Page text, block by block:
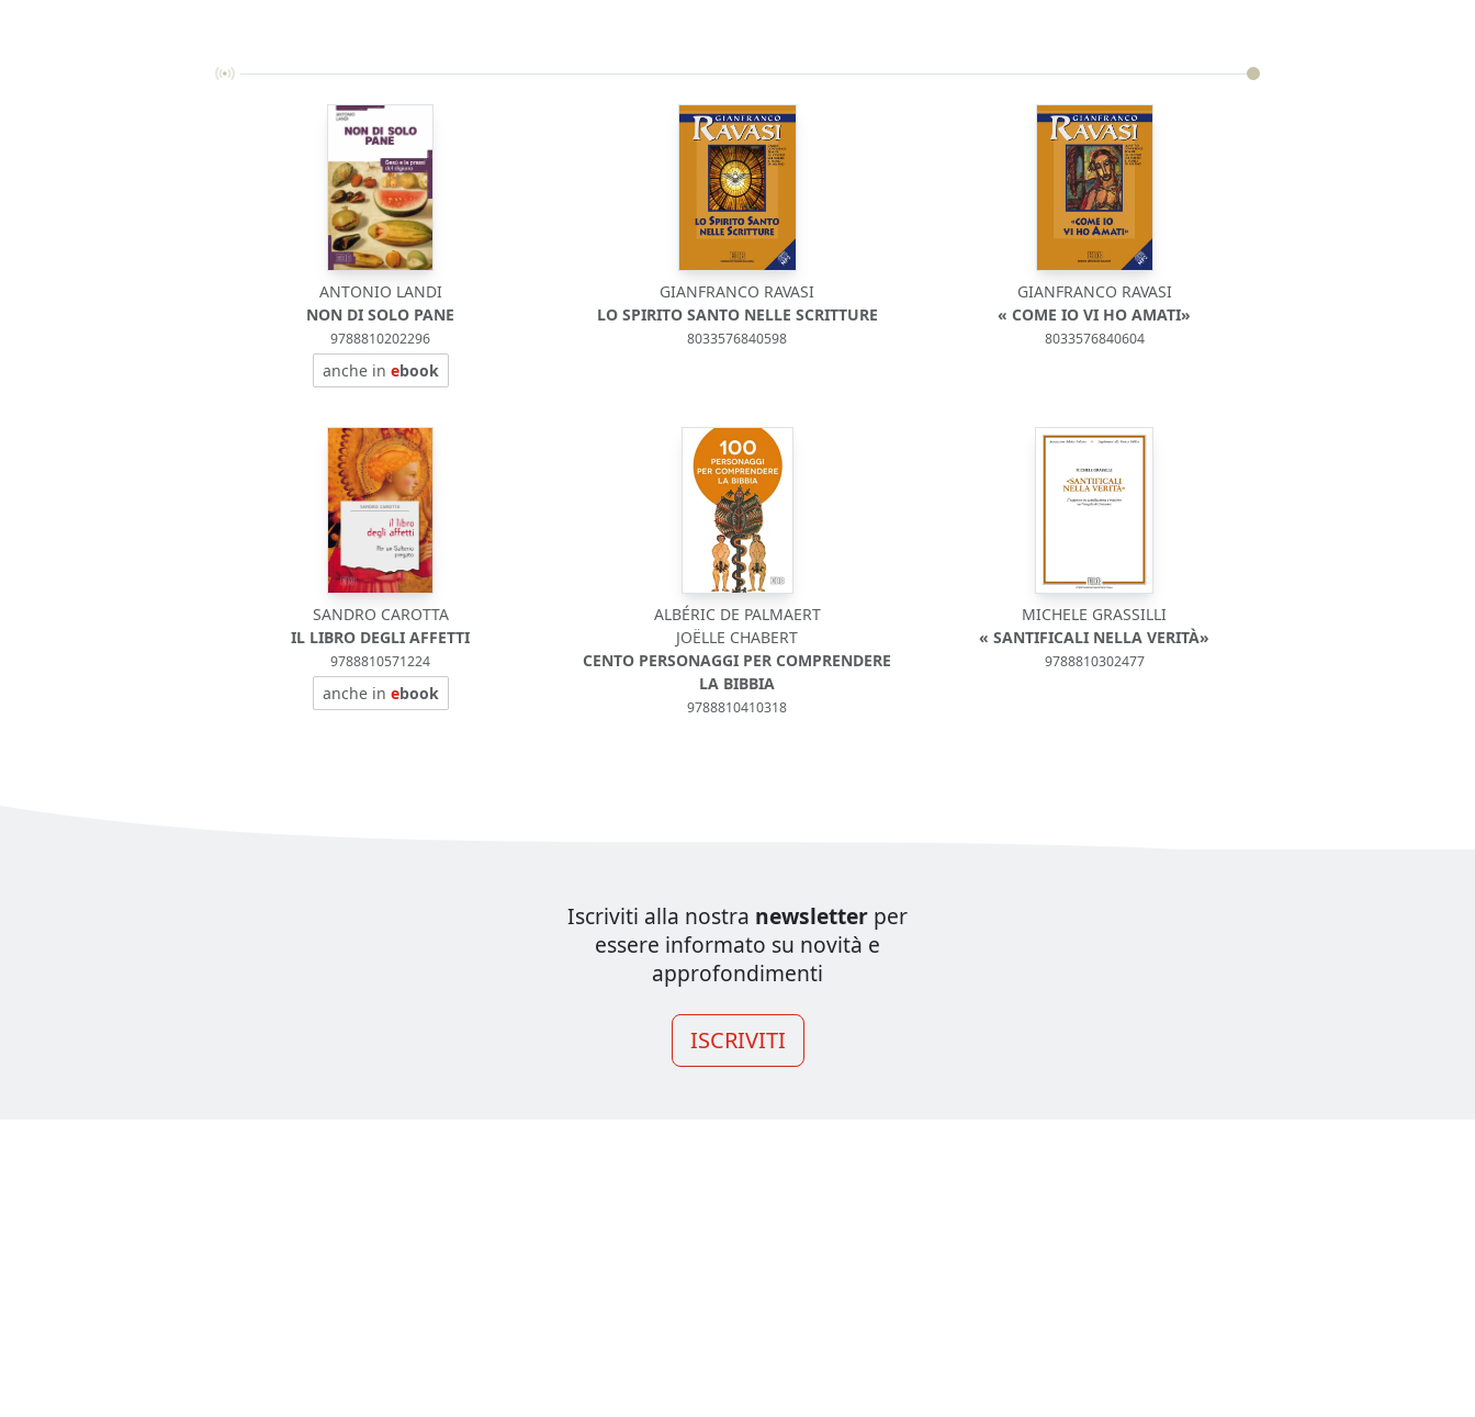
ANTONIO LANDI
NON DI SOLO PANE
9788810202296
anche in ebook
GIANFRANCO RAVASI
LO SPIRITO SANTO NELLE SCRITTURE
8033576840598
GIANFRANCO RAVASI
« COME IO VI HO AMATI»
8033576840604
SANDRO CAROTTA
IL LIBRO DEGLI AFFETTI
9788810571224
anche in ebook
ALBÉRIC DE PALMAERT
JOËLLE CHABERT
CENTO PERSONAGGI PER COMPRENDERE
LA BIBBIA
9788810410318
MICHELE GRASSILLI
« SANTIFICALI NELLA VERITÀ»
9788810302477
Iscriviti alla nostra newsletter per
essere informato su novità e
approfondimenti
ISCRIVITI